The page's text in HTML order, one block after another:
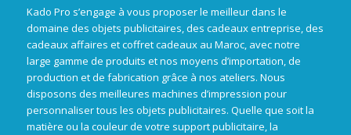
Kado Pro s’engage à vous proposer le meilleur dans le
domaine des objets publicitaires, des cadeaux entreprise, des
cadeaux affaires et coffret cadeaux au Maroc, avec notre
large gamme de produits et nos moyens d’importation, de
production et de fabrication grâce à nos ateliers. Nous
disposons des meilleures machines d’impression pour
personnaliser tous les objets publicitaires. Quelle que soit la
matière ou la couleur de votre support publicitaire, la